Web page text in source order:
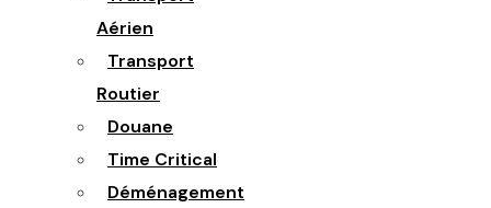
Aérien
Transport
Routier
Douane
Time Critical
Déménagement